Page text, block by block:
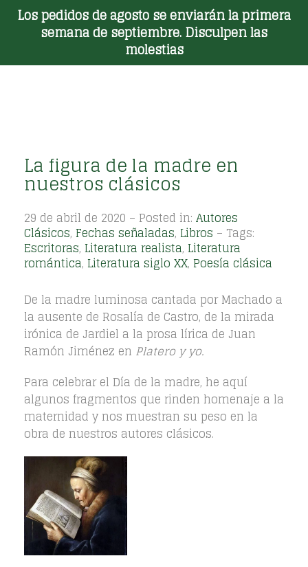
Los pedidos de agosto se enviarán la primera
semana de septiembre. Disculpen las
molestias
Toggle Menu
La figura de la madre en
nuestros clásicos
29 de abril de 2020 – Posted in: Autores
Clásicos, Fechas señaladas, Libros – Tags:
Escritoras, Literatura realista, Literatura
romántica, Literatura siglo XX, Poesía clásica
De la madre luminosa cantada por Machado a
la ausente de Rosalía de Castro, de la mirada
irónica de Jardiel a la prosa lírica de Juan
Ramón Jiménez en Platero y yo.
Para celebrar el Día de la madre, he aquí
algunos fragmentos que rinden homenaje a la
maternidad y nos muestran su peso en la
obra de nuestros autores clásicos.